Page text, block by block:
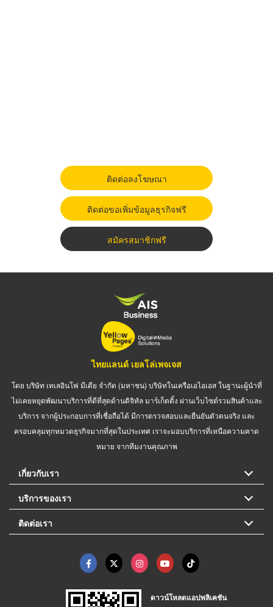
ติดต่อลงโฆษณา
ติดต่อขอเพิ่มข้อมูลธุรกิจฟรี
สมัครสมาชิกฟรี
ไทยแลนด์ เยลโล่เพจเจส
โดย บริษัท เทเลอินโฟ มีเดีย จำกัด (มหาชน) บริษัทในเครือเอไอเอส ในฐานะผู้นำที่
ไม่เคยหยุดพัฒนาบริการที่ดีที่สุดด้านดิจิทัล มาร์เก็ตติ้ง ผ่านเว็บไซต์รวมสินค้าและ
บริการ จากผู้ประกอบการที่เชื่อถือได้ มีการตรวจสอบและยืนยันตัวตนจริง และ
ครอบคลุมทุกหมวดธุรกิจมากที่สุดในประเทศ เราจะมอบบริการที่เหนือความคาด
หมาย จากทีมงานคุณภาพ
เกี่ยวกับเรา
บริการของเรา
ติดต่อเรา
ดาวน์โหลดแอปพลิเคชัน